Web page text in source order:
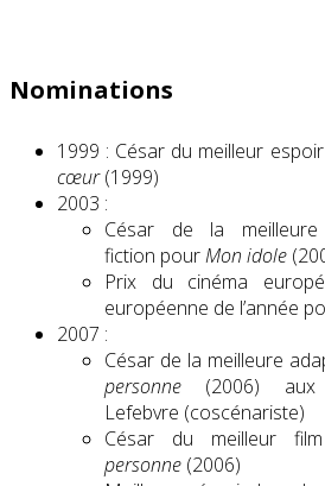
Nominations
1999 : César du meilleur
cœur(1999)
2003 :
César de la
fiction pourMon idole
Prix du cinéma
européenne de l’année
2007 :
César de la meilleure
personne (2006) aux
Lefebvre (coscénariste)
César du meilleur
personne (2006)